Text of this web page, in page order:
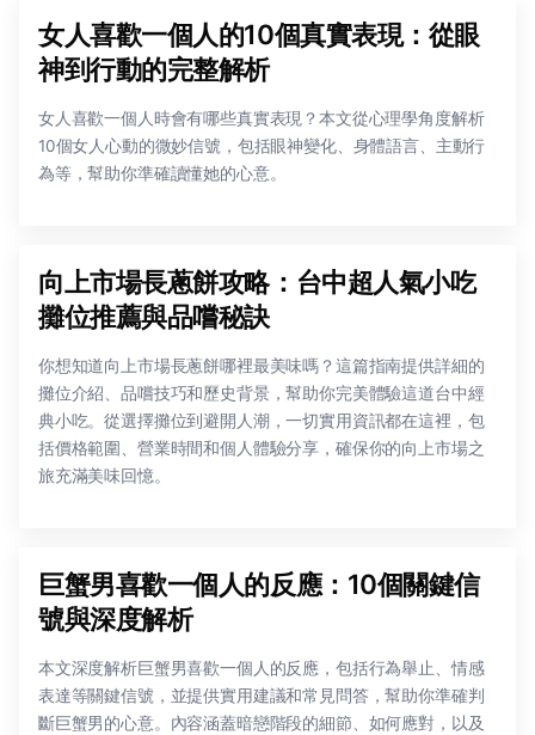
女人喜歡一個人的10個真實表現：從眼
神到行動的完整解析
女人喜歡一個人時會有哪些真實表現？本文從心理學角度解析
10個女人心動的微妙信號，包括眼神變化、身體語言、主動行
為等，幫助你準確讀懂她的心意。
向上市場長蔥餅攻略：台中超人氣小吃
攤位推薦與品嚐秘訣
你想知道向上市場長蔥餅哪裡最美味嗎？這篇指南提供詳細的
攤位介紹、品嚐技巧和歷史背景，幫助你完美體驗這道台中經
典小吃。從選擇攤位到避開人潮，一切實用資訊都在這裡，包
括價格範圍、營業時間和個人體驗分享，確保你的向上市場之
旅充滿美味回憶。
巨蟹男喜歡一個人的反應：10個關鍵信
號與深度解析
本文深度解析巨蟹男喜歡一個人的反應，包括行為舉止、情感
表達等關鍵信號，並提供實用建議和常見問答，幫助你準確判
斷巨蟹男的心意。內容涵蓋暗戀階段的細節、如何應對，以及